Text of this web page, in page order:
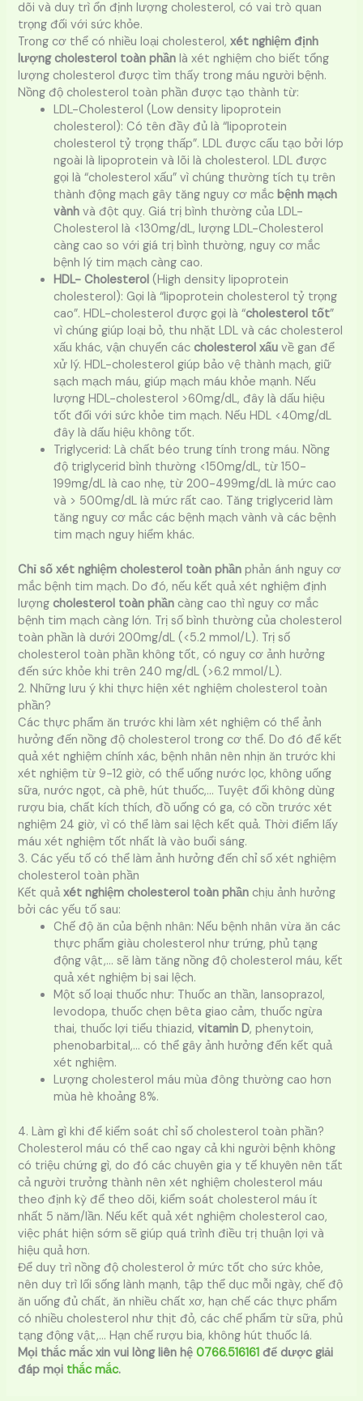
dõi và duy trì ổn định lượng cholesterol, có vai trò quan
trọng đối với sức khỏe.
Trong cơ thể có nhiều loại cholesterol,xét nghiệm định
lượng cholesterol toàn phần là xét nghiệm cho biết tổng
lượng cholesterol được tìm thấy trong máu người bệnh.
Nồng độ cholesterol toàn phần được tạo thành từ:
LDL-Cholesterol (Low density lipoprotein
cholesterol): Có tên đầy đủ là “lipoprotein
cholesterol tỷ trọng thấp”. LDL được cấu tạo bởi lớp
ngoài là lipoprotein và lõi là cholesterol. LDL được
gọi là “cholesterol xấu” vì chúng thường tích tụ trên
thành động mạch gây tăng nguy cơ mắcbệnh mạch
vành và đột quỵ. Giá trị bình thường của LDL-
Cholesterol là <130mg/dL, lượng LDL-Cholesterol
càng cao so với giá trị bình thường, nguy cơ mắc
bệnh lý tim mạch càng cao.
HDL- Cholesterol (High density lipoprotein
cholesterol): Gọi là “lipoprotein cholesterol tỷ trọng
cao”. HDL-cholesterol được gọi là “cholesterol tốt”
vì chúng giúp loại bỏ, thu nhặt LDL và các cholesterol
xấu khác, vận chuyển cáccholesterol xấu về gan để
xử lý. HDL-cholesterol giúp bảo vệ thành mạch, giữ
sạch mạch máu, giúp mạch máu khỏe mạnh. Nếu
lượng HDL-cholesterol >60mg/dL, đây là dấu hiệu
tốt đối với sức khỏe tim mạch. Nếu HDL <40mg/dL
đây là dấu hiệu không tốt.
Triglycerid: Là chất béo trung tính trong máu. Nồng
độ triglycerid bình thường <150mg/dL, từ 150-
199mg/dL là cao nhẹ, từ 200-499mg/dL là mức cao
và > 500mg/dL là mức rất cao. Tăng triglycerid làm
tăng nguy cơ mắc các bệnh mạch vành và các bệnh
tim mạch nguy hiểm khác.
Chỉ số xét nghiệm cholesterol toàn phần phản ánh nguy cơ
mắc bệnh tim mạch. Do đó, nếu kết quả xét nghiệm định
lượngcholesterol toàn phần càng cao thì nguy cơ mắc
bệnh tim mạch càng lớn. Trị số bình thường của cholesterol
toàn phần là dưới 200mg/dL (<5.2 mmol/L). Trị số
cholesterol toàn phần không tốt, có nguy cơ ảnh hưởng
đến sức khỏe khi trên 240 mg/dL (>6.2 mmol/L).
2. Những lưu ý khi thực hiện xét nghiệm cholesterol toàn
phần?
Các thực phẩm ăn trước khi làm xét nghiệm có thể ảnh
hưởng đến nồng độ cholesterol trong cơ thể. Do đó để kết
quả xét nghiệm chính xác, bệnh nhân nên nhịn ăn trước khi
xét nghiệm từ 9-12 giờ, có thể uống nước lọc, không uống
sữa, nước ngọt, cà phê, hút thuốc,… Tuyệt đối không dùng
rượu bia, chất kích thích, đồ uống có ga, có cồn trước xét
nghiệm 24 giờ, vì có thể làm sai lệch kết quả. Thời điểm lấy
máu xét nghiệm tốt nhất là vào buổi sáng.
3. Các yếu tố có thể làm ảnh hưởng đến chỉ số xét nghiệm
cholesterol toàn phần
Kết quảxét nghiệm cholesterol toàn phần chịu ảnh hưởng
bởi các yếu tố sau:
Chế độ ăn của bệnh nhân: Nếu bệnh nhân vừa ăn các
thực phẩm giàu cholesterol như trứng, phủ tạng
động vật,… sẽ làm tăng nồng độ cholesterol máu, kết
quả xét nghiệm bị sai lệch.
Một số loại thuốc như: Thuốc an thần, lansoprazol,
levodopa, thuốc chẹn bêta giao cảm, thuốc ngừa
thai, thuốc lợi tiểu thiazid,vitamin D, phenytoin,
phenobarbital,… có thể gây ảnh hưởng đến kết quả
xét nghiệm.
Lượng cholesterol máu mùa đông thường cao hơn
mùa hè khoảng 8%.
4. Làm gì khi để kiểm soát chỉ số cholesterol toàn phần?
Cholesterol máu có thể cao ngay cả khi người bệnh không
có triệu chứng gì, do đó các chuyên gia y tế khuyên nên tất
cả người trưởng thành nên xét nghiệm cholesterol máu
theo định kỳ để theo dõi, kiểm soát cholesterol máu ít
nhất 5 năm/lần. Nếu kết quả xét nghiệm cholesterol cao,
việc phát hiện sớm sẽ giúp quá trình điều trị thuận lợi và
hiệu quả hơn.
Để duy trì nồng độ cholesterol ở mức tốt cho sức khỏe,
nên duy trì lối sống lành mạnh, tập thể dục mỗi ngày, chế độ
ăn uống đủ chất, ăn nhiều chất xơ, hạn chế các thực phẩm
có nhiều cholesterol như thịt đỏ, các chế phẩm từ sữa, phủ
tạng động vật,… Hạn chế rượu bia, không hút thuốc lá.
Mọi thắc mắc xin vui lòng liên hệ0766.516161 để dược giải
đáp mọi thắc mắc.